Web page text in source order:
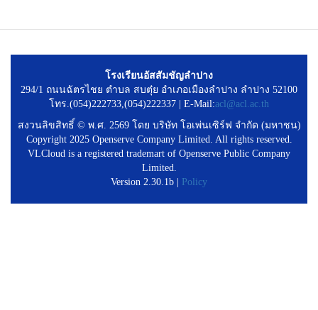
โรงเรียนอัสสัมชัญลำปาง
294/1 ถนนฉัตรไชย ตำบล สบตุ๋ย อำเภอเมืองลำปาง ลำปาง 52100
โทร.(054)222733,(054)222337 | E-Mail:acl@acl.ac.th
สงวนลิขสิทธิ์ © พ.ศ. 2569 โดย บริษัท โอเพ่นเซิร์ฟ จำกัด (มหาชน)
Copyright 2025 Openserve Company Limited. All rights reserved.
VLCloud is a registered trademart of Openserve Public Company
Limited.
Version 2.30.1b |
Policy